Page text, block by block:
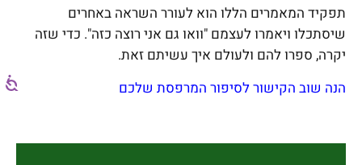
תפקיד המאמרים הללו הוא לעורר השראה באחרים
שיסתכלו ויאמרו לעצמם "וואו גם אני רוצה כזה". כדי שזה
יקרה, ספרו להם ולעולם איך עשיתם זאת.
הנה שוב הקישור לסיפור המרפסת שלכם